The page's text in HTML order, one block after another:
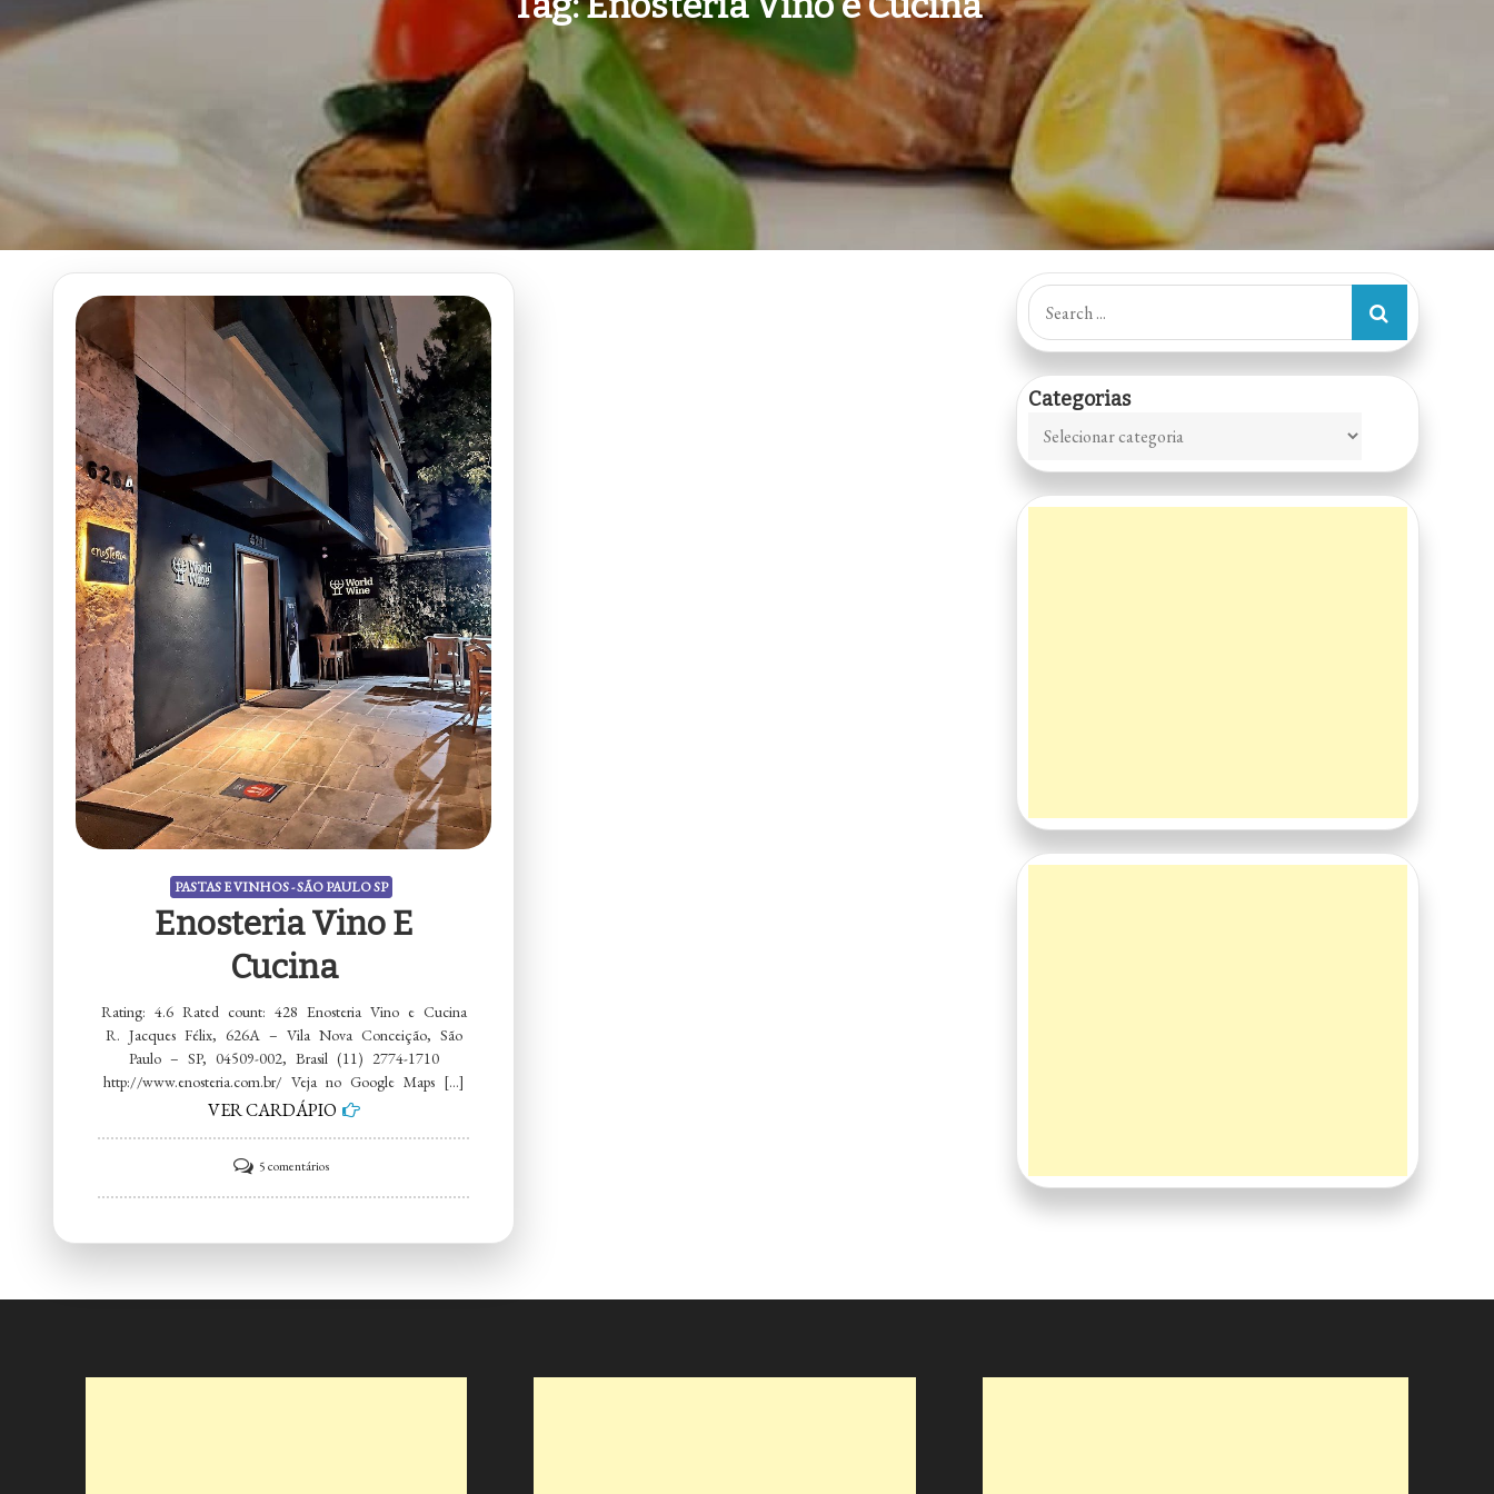
PASTAS E VINHOS - SÃO PAULO SP
Enosteria Vino E
Cucina
Rating: 4.6 Rated count: 428 Enosteria Vino e Cucina
R. Jacques Félix, 626A – Vila Nova Conceição, São
Paulo – SP, 04509-002, Brasil (11) 2774-1710
http://www.enosteria.com.br/ Veja no Google Maps […]
VER CARDÁPIO
5 comentáriosem
Enosteria
Search
for:
Categorias
Categorias